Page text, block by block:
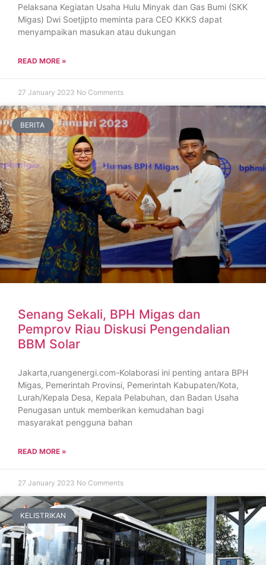
Pelaksana Kegiatan Usaha Hulu Minyak dan Gas Bumi (SKK
Migas) Dwi Soetjipto meminta para CEO KKKS dapat
menyampaikan masukan atau dukungan
READ MORE »
27 January 2023 No Comments
BERITA
Senang Sekali, BPH Migas dan
Pemprov Riau Diskusi Pengendalian
BBM Solar
Jakarta,ruangenergi.com-Kolaborasi ini penting antara BPH
Migas, Pemerintah Provinsi, Pemerintah Kabupaten/Kota,
Lurah/Kepala Desa, Kepala Pelabuhan, dan Badan Usaha
Penugasan untuk memberikan kemudahan bagi
masyarakat pengguna bahan
READ MORE »
27 January 2023 No Comments
KELISTRIKAN